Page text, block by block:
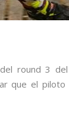
round 3
que el